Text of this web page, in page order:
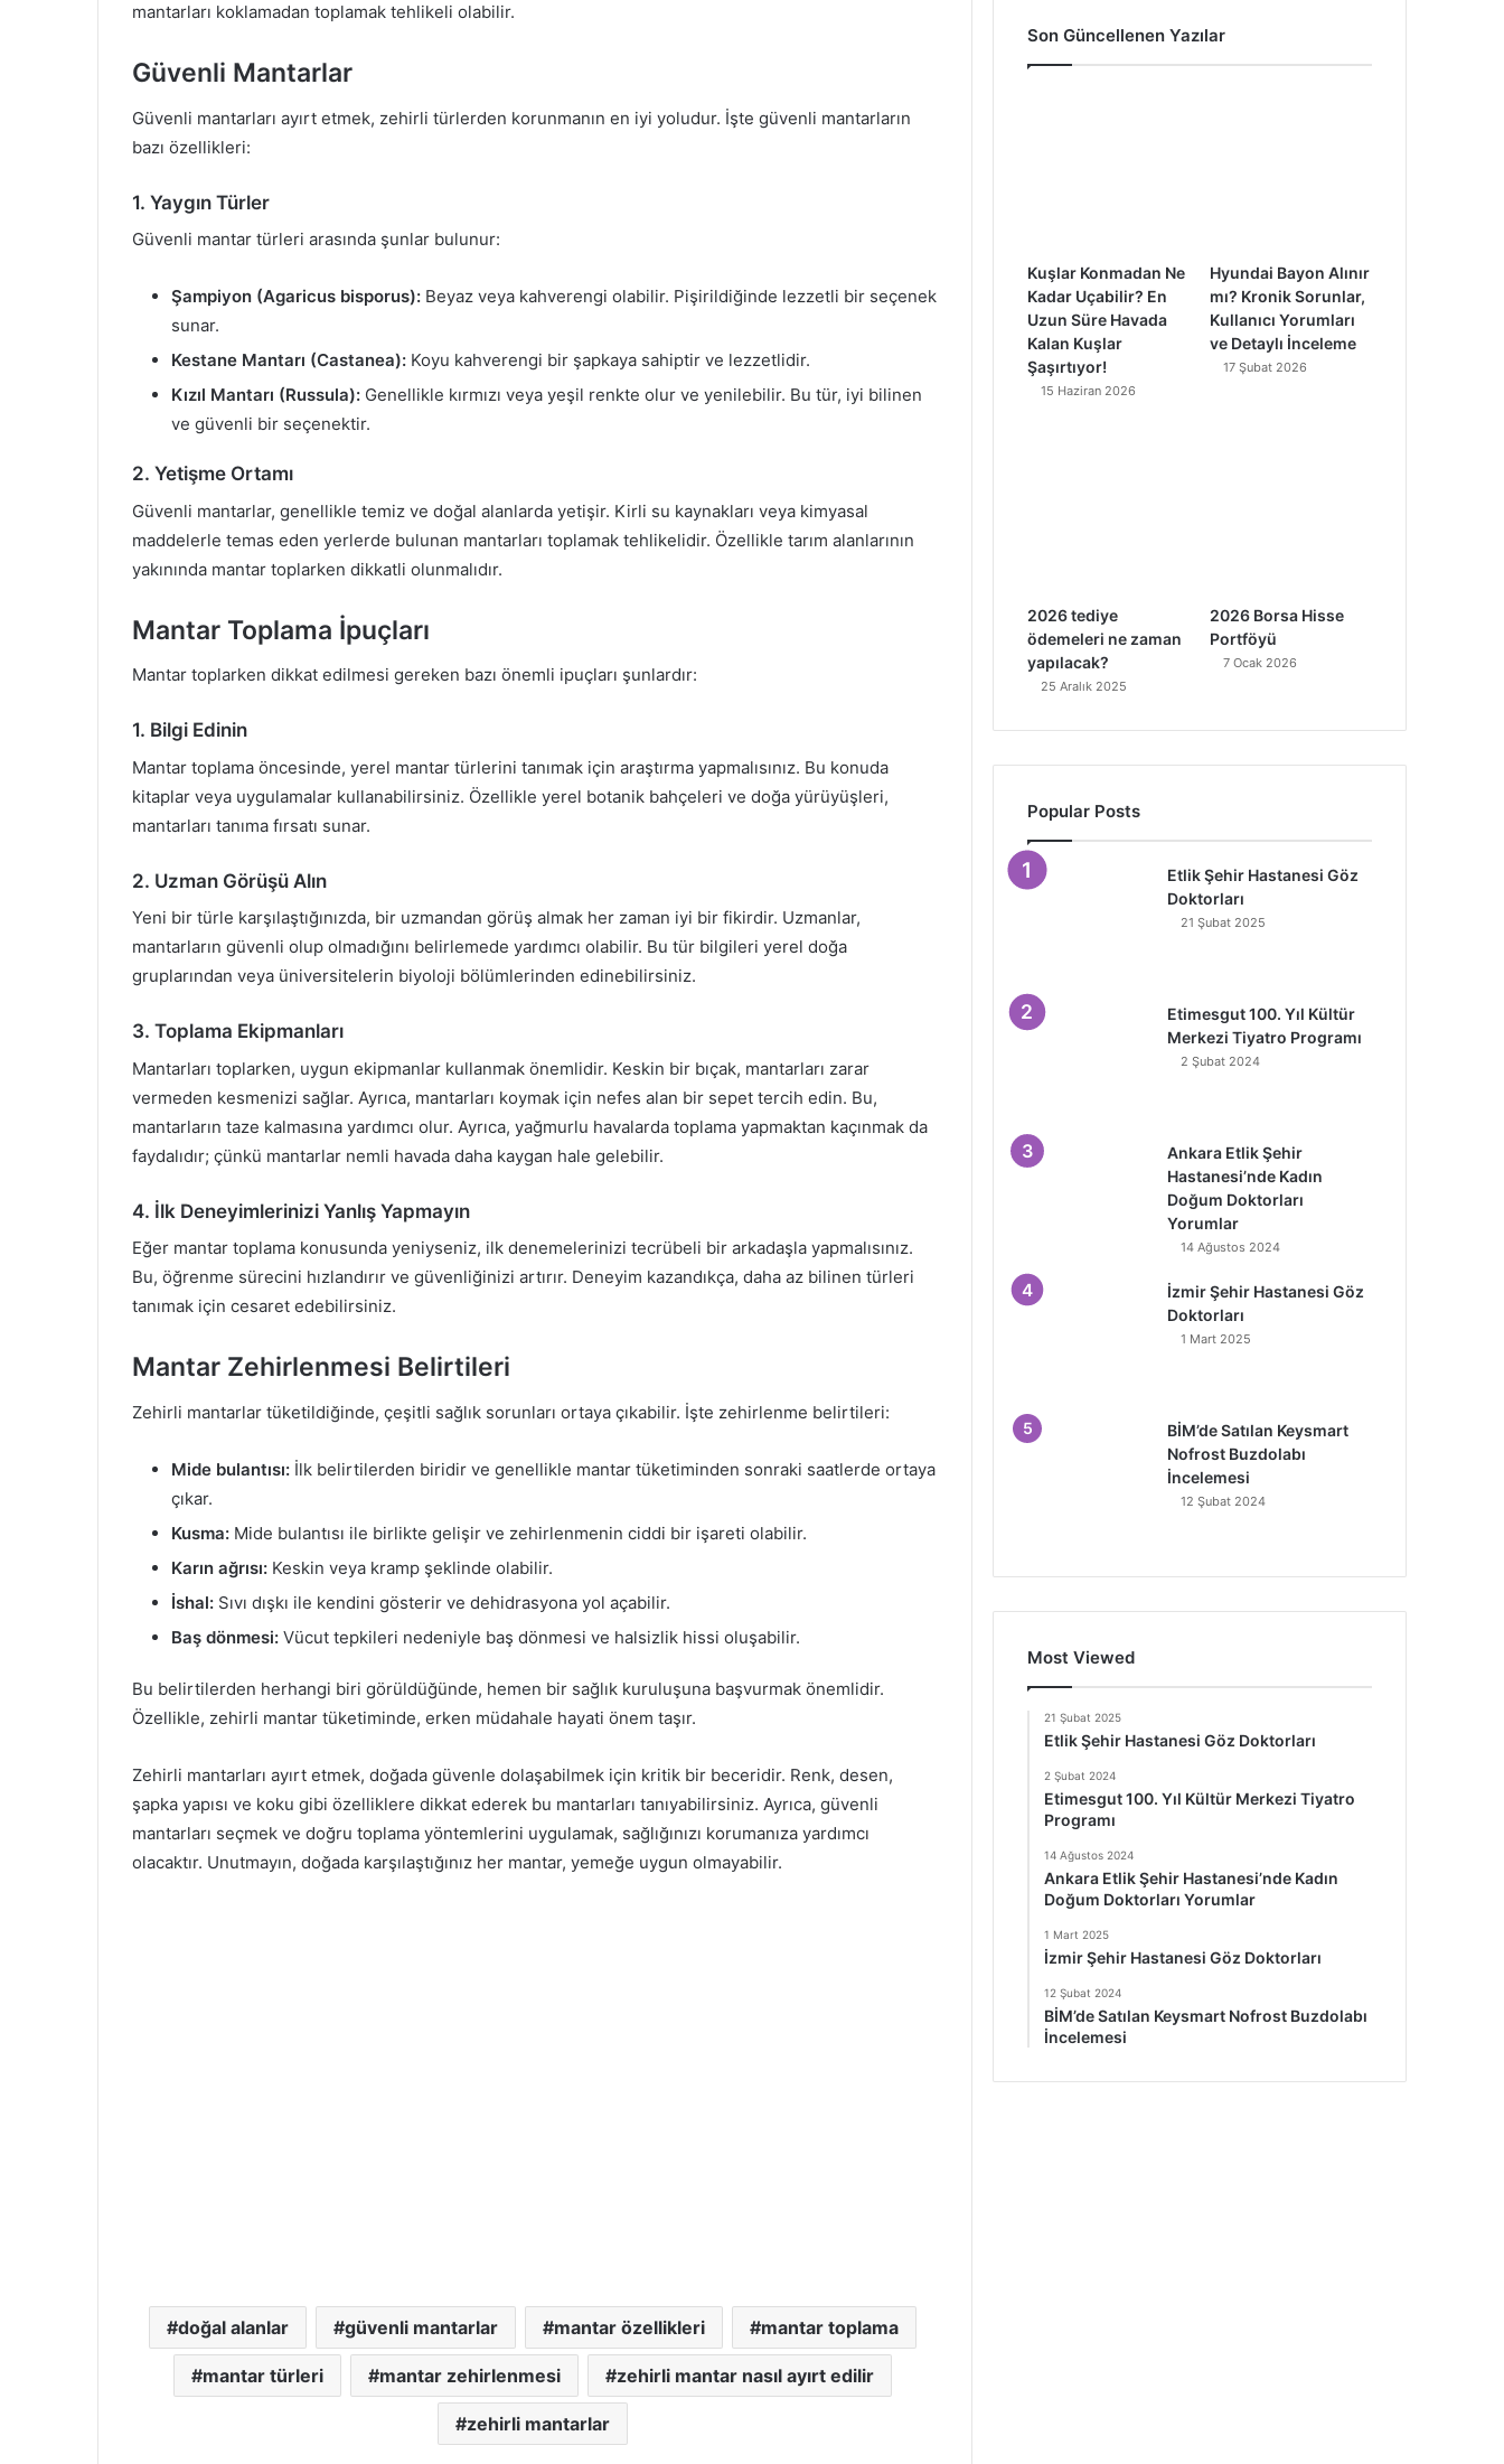
mantarları koklamadan toplamak tehlikeli olabilir.
Güvenli Mantarlar
Güvenli mantarları ayırt etmek, zehirli türlerden korunmanın en iyi yoludur. İşte güvenli mantarların
bazı özellikleri:
1. Yaygın Türler
Güvenli mantar türleri arasında şunlar bulunur:
Şampiyon (Agaricus bisporus): Beyaz veya kahverengi olabilir. Pişirildiğinde lezzetli bir seçenek
sunar.
Kestane Mantarı (Castanea): Koyu kahverengi bir şapkaya sahiptir ve lezzetlidir.
Kızıl Mantarı (Russula): Genellikle kırmızı veya yeşil renkte olur ve yenilebilir. Bu tür, iyi bilinen
ve güvenli bir seçenektir.
2. Yetişme Ortamı
Güvenli mantarlar, genellikle temiz ve doğal alanlarda yetişir. Kirli su kaynakları veya kimyasal
maddelerle temas eden yerlerde bulunan mantarları toplamak tehlikelidir. Özellikle tarım alanlarının
yakınında mantar toplarken dikkatli olunmalıdır.
Mantar Toplama İpuçları
Mantar toplarken dikkat edilmesi gereken bazı önemli ipuçları şunlardır:
1. Bilgi Edinin
Mantar toplama öncesinde, yerel mantar türlerini tanımak için araştırma yapmalısınız. Bu konuda
kitaplar veya uygulamalar kullanabilirsiniz. Özellikle yerel botanik bahçeleri ve doğa yürüyüşleri,
mantarları tanıma fırsatı sunar.
2. Uzman Görüşü Alın
Yeni bir türle karşılaştığınızda, bir uzmandan görüş almak her zaman iyi bir fikirdir. Uzmanlar,
mantarların güvenli olup olmadığını belirlemede yardımcı olabilir. Bu tür bilgileri yerel doğa
gruplarından veya üniversitelerin biyoloji bölümlerinden edinebilirsiniz.
3. Toplama Ekipmanları
Mantarları toplarken, uygun ekipmanlar kullanmak önemlidir. Keskin bir bıçak, mantarları zarar
vermeden kesmenizi sağlar. Ayrıca, mantarları koymak için nefes alan bir sepet tercih edin. Bu,
mantarların taze kalmasına yardımcı olur. Ayrıca, yağmurlu havalarda toplama yapmaktan kaçınmak da
faydalıdır; çünkü mantarlar nemli havada daha kaygan hale gelebilir.
4. İlk Deneyimlerinizi Yanlış Yapmayın
Eğer mantar toplama konusunda yeniyseniz, ilk denemelerinizi tecrübeli bir arkadaşla yapmalısınız.
Bu, öğrenme sürecini hızlandırır ve güvenliğinizi artırır. Deneyim kazandıkça, daha az bilinen türleri
tanımak için cesaret edebilirsiniz.
Mantar Zehirlenmesi Belirtileri
Zehirli mantarlar tüketildiğinde, çeşitli sağlık sorunları ortaya çıkabilir. İşte zehirlenme belirtileri:
Mide bulantısı: İlk belirtilerden biridir ve genellikle mantar tüketiminden sonraki saatlerde ortaya
çıkar.
Kusma: Mide bulantısı ile birlikte gelişir ve zehirlenmenin ciddi bir işareti olabilir.
Karın ağrısı: Keskin veya kramp şeklinde olabilir.
İshal: Sıvı dışkı ile kendini gösterir ve dehidrasyona yol açabilir.
Baş dönmesi: Vücut tepkileri nedeniyle baş dönmesi ve halsizlik hissi oluşabilir.
Bu belirtilerden herhangi biri görüldüğünde, hemen bir sağlık kuruluşuna başvurmak önemlidir.
Özellikle, zehirli mantar tüketiminde, erken müdahale hayati önem taşır.
Zehirli mantarları ayırt etmek, doğada güvenle dolaşabilmek için kritik bir beceridir. Renk, desen,
şapka yapısı ve koku gibi özelliklere dikkat ederek bu mantarları tanıyabilirsiniz. Ayrıca, güvenli
mantarları seçmek ve doğru toplama yöntemlerini uygulamak, sağlığınızı korumanıza yardımcı
olacaktır. Unutmayın, doğada karşılaştığınız her mantar, yemeğe uygun olmayabilir.
doğal alanlar güvenli mantarlar mantar özellikleri mantar toplama
mantar türleri mantar zehirlenmesi zehirli mantar nasıl ayırt edilir
zehirli mantarlar
e
T
t
T
Son Güncellenen Yazılar
Kuşlar Konmadan Ne
Kadar Uçabilir? En
Uzun Süre Havada
Kalan Kuşlar
Şaşırtıyor!
15 Haziran 2026
Hyundai Bayon Alınır
mı? Kronik Sorunlar,
Kullanıcı Yorumları
ve Detaylı İnceleme
17 Şubat 2026
2026 tediye
ödemeleri ne zaman
yapılacak?
25 Aralık 2025
2026 Borsa Hisse
Portföyü
7 Ocak 2026
Popular Posts
Etlik Şehir Hastanesi Göz
Doktorları
21 Şubat 2025
Etimesgut 100. Yıl Kültür
Merkezi Tiyatro Programı
2 Şubat 2024
Ankara Etlik Şehir
Hastanesi’nde Kadın
Doğum Doktorları
Yorumlar
14 Ağustos 2024
İzmir Şehir Hastanesi Göz
Doktorları
1 Mart 2025
BİM’de Satılan Keysmart
Nofrost Buzdolabı
İncelemesi
12 Şubat 2024
Most Viewed
21 Şubat 2025
Etlik Şehir Hastanesi Göz Doktorları
2 Şubat 2024
Etimesgut 100. Yıl Kültür Merkezi Tiyatro
Programı
14 Ağustos 2024
Ankara Etlik Şehir Hastanesi’nde Kadın
Doğum Doktorları Yorumlar
1 Mart 2025
İzmir Şehir Hastanesi Göz Doktorları
12 Şubat 2024
BİM’de Satılan Keysmart Nofrost Buzdolabı
İncelemesi